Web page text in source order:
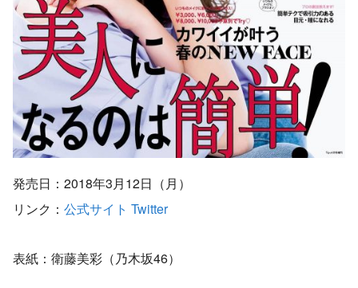
発売日：2018年3月12日（月）
リンク： 公式サイト Twitter
表紙：衛藤美彩（乃木坂46）